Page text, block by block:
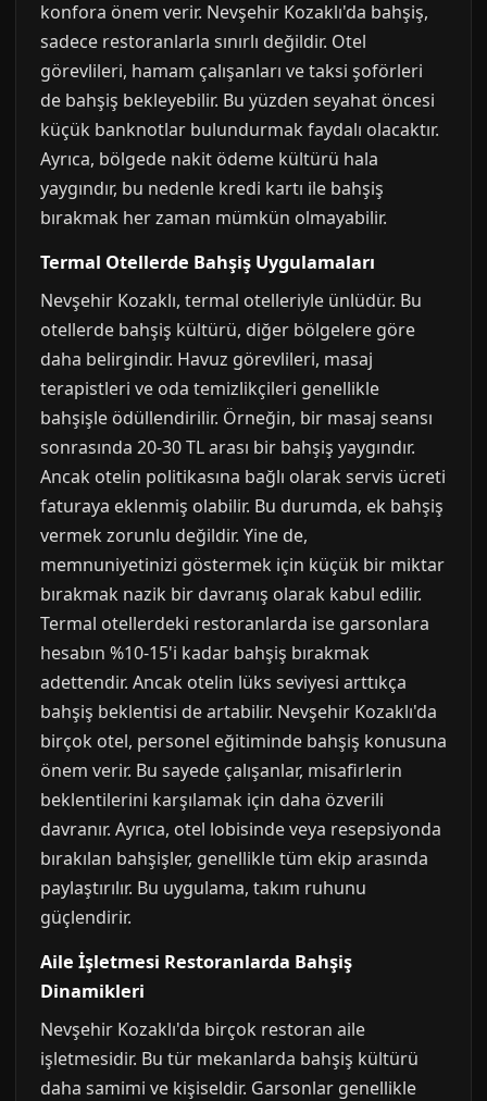
konfora önem verir. Nevşehir Kozaklı'da bahşiş,
sadece restoranlarla sınırlı değildir. Otel
görevlileri, hamam çalışanları ve taksi şoförleri
de bahşiş bekleyebilir. Bu yüzden seyahat öncesi
küçük banknotlar bulundurmak faydalı olacaktır.
Ayrıca, bölgede nakit ödeme kültürü hala
yaygındır, bu nedenle kredi kartı ile bahşiş
bırakmak her zaman mümkün olmayabilir.
Termal Otellerde Bahşiş Uygulamaları
Nevşehir Kozaklı, termal otelleriyle ünlüdür. Bu
otellerde bahşiş kültürü, diğer bölgelere göre
daha belirgindir. Havuz görevlileri, masaj
terapistleri ve oda temizlikçileri genellikle
bahşişle ödüllendirilir. Örneğin, bir masaj seansı
sonrasında 20-30 TL arası bir bahşiş yaygındır.
Ancak otelin politikasına bağlı olarak servis ücreti
faturaya eklenmiş olabilir. Bu durumda, ek bahşiş
vermek zorunlu değildir. Yine de,
memnuniyetinizi göstermek için küçük bir miktar
bırakmak nazik bir davranış olarak kabul edilir.
Termal otellerdeki restoranlarda ise garsonlara
hesabın %10-15'i kadar bahşiş bırakmak
adettendir. Ancak otelin lüks seviyesi arttıkça
bahşiş beklentisi de artabilir. Nevşehir Kozaklı'da
birçok otel, personel eğitiminde bahşiş konusuna
önem verir. Bu sayede çalışanlar, misafirlerin
beklentilerini karşılamak için daha özverili
davranır. Ayrıca, otel lobisinde veya resepsiyonda
bırakılan bahşişler, genellikle tüm ekip arasında
paylaştırılır. Bu uygulama, takım ruhunu
güçlendirir.
Aile İşletmesi Restoranlarda Bahşiş
Dinamikleri
Nevşehir Kozaklı'da birçok restoran aile
işletmesidir. Bu tür mekanlarda bahşiş kültürü
daha samimi ve kişiseldir. Garsonlar genellikle